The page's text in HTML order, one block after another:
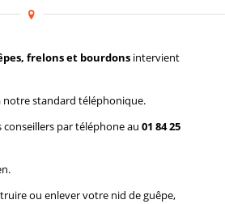
frelons et bourdons intervient
notre standard téléphonique.
par téléphone au 01 84 25
ou enlever votre nid de guêpe,